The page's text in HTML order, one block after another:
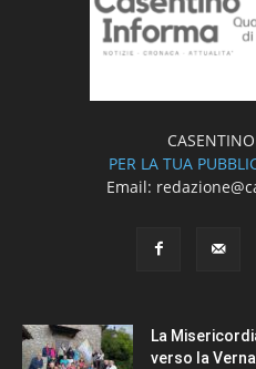
PER LA TUA
Email:
La
verso la Verna